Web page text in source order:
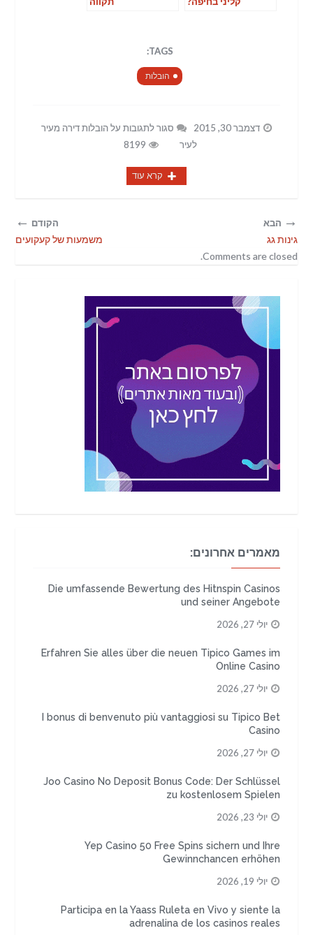
TAGS:
הובלות
דצמבר 30, 2015 סגור לתגובות על הובלות דירה מעיר
לעיר
קרא עוד
← הקודם
משמעות של קעקועים
→
גינות גג
Comments are closed.
מאמרים אחרונים:
Die umfassende Bewertung des Hitnspin Casinos
und seiner Angebote
יולי 27, 2026
Erfahren Sie alles über die neuen Tipico Games im
Online Casino
יולי 27, 2026
I bonus di benvenuto più vantaggiosi su Tipico Bet
Casino
יולי 27, 2026
Joo Casino No Deposit Bonus Code: Der Schlüssel
zu kostenlosem Spielen
יולי 23, 2026
Yep Casino 50 Free Spins sichern und Ihre
Gewinnchancen erhöhen
יולי 19, 2026
Participa en la Yaass Ruleta en Vivo y siente la
adrenalina de los casinos reales